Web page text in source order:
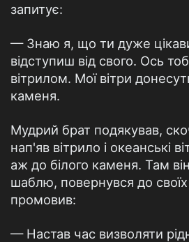
запитує:
— Знаю я, що ти дуже
відступиш від свого. Ось
вітрилом. Мої вітри
каменя.
Мудрий брат подякував,
нап'яв вітрило і океанські
аж до білого каменя. Там
шаблю, повернувся до своїх
промовив:
— Настав час визволяти